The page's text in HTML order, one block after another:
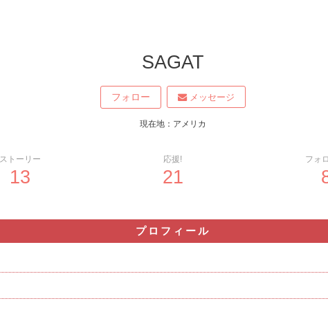
SAGAT
フォロー メッセージ
現在地：アメリカ
ストーリー
13
応援!
21
フォ
プロフィール